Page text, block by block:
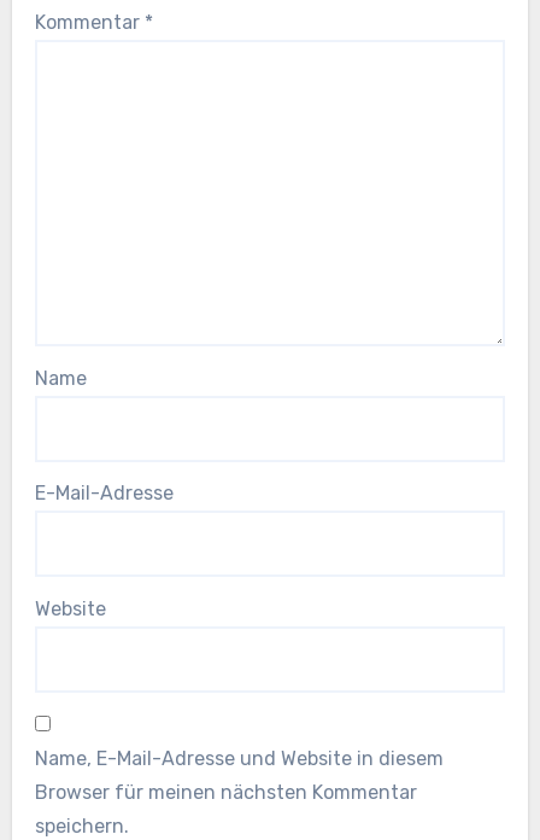
Kommentar *
Name
E-Mail-Adresse
Website
Name, E-Mail-Adresse und Website in diesem
Browser für meinen nächsten Kommentar
speichern.